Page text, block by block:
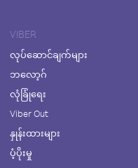
VIBER
လုပ်ဆောင်ချက်များ
ဘလော့ဂ်
လုံခြုံရေး
Viber Out
နှုန်းထားများ
ပံ့ပိုးမှု